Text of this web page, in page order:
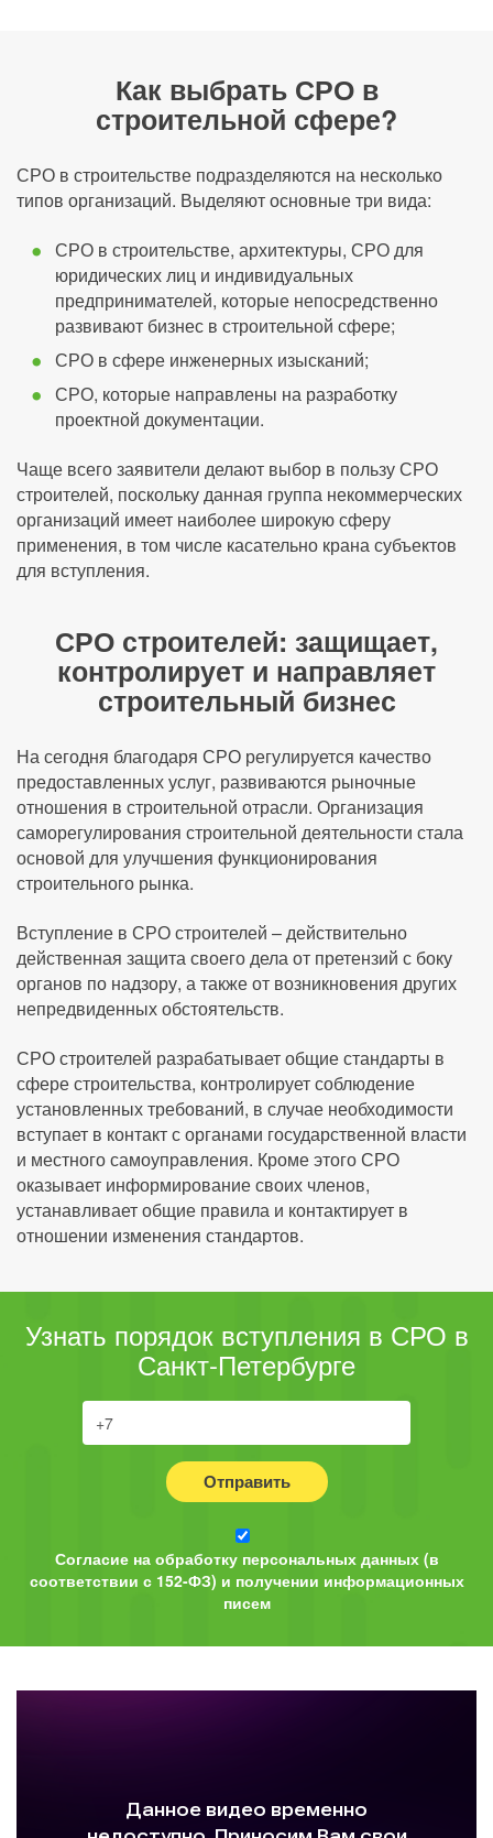
Как выбрать СРО в
строительной сфере?
СРО в строительстве подразделяются на несколько
типов организаций. Выделяют основные три вида:
СРО в строительстве, архитектуры, СРО для
юридических лиц и индивидуальных
предпринимателей, которые непосредственно
развивают бизнес в строительной сфере;
СРО в сфере инженерных изысканий;
СРО, которые направлены на разработку
проектной документации.
Чаще всего заявители делают выбор в пользу СРО
строителей, поскольку данная группа некоммерческих
организаций имеет наиболее широкую сферу
применения, в том числе касательно крана субъектов
для вступления.
СРО строителей: защищает,
контролирует и направляет
строительный бизнес
На сегодня благодаря СРО регулируется качество
предоставленных услуг, развиваются рыночные
отношения в строительной отрасли. Организация
саморегулирования строительной деятельности стала
основой для улучшения функционирования
строительного рынка.
Вступление в СРО строителей – действительно
действенная защита своего дела от претензий с боку
органов по надзору, а также от возникновения других
непредвиденных обстоятельств.
СРО строителей разрабатывает общие стандарты в
сфере строительства, контролирует соблюдение
установленных требований, в случае необходимости
вступает в контакт с органами государственной власти
и местного самоуправления. Кроме этого СРО
оказывает информирование своих членов,
устанавливает общие правила и контактирует в
отношении изменения стандартов.
Узнать порядок вступления в СРО в
Санкт-Петербурге
Отправить
Согласие на обработку персональных данных (в
соответствии с 152-ФЗ) и получении информационных
писем